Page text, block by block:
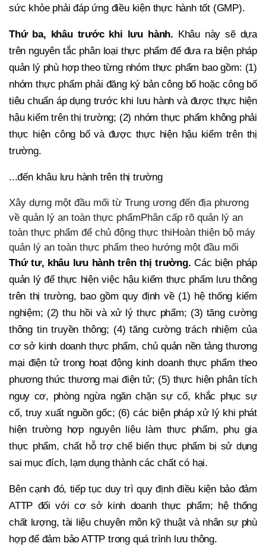
sức khỏe phải đáp ứng điều kiện thực hành tốt (GMP).
Thứ ba, khâu trước khi lưu hành. Khâu này sẽ dựa
trên nguyên tắc phân loại thực phẩm để đưa ra biện pháp
quản lý phù hợp theo từng nhóm thực phẩm bao gồm: (1)
nhóm thực phẩm phải đăng ký bản công bố hoặc công bố
tiêu chuẩn áp dụng trước khi lưu hành và được thực hiện
hậu kiểm trên thị trường; (2) nhóm thực phẩm không phải
thực hiện công bố và được thực hiện hậu kiểm trên thị
trường.
...đến khâu lưu hành trên thị trường
Xây dựng một đầu mối từ Trung ương đến địa phương
về quản lý an toàn thực phẩmPhân cấp rõ quản lý an
toàn thực phẩm để chủ động thực thiHoàn thiện bộ máy
quản lý an toàn thực phẩm theo hướng một đầu mối
Thứ tư, khâu lưu hành trên thị trường.Các biện pháp
quản lý để thực hiện việc hậu kiểm thực phẩm lưu thông
trên thị trường, bao gồm quy định về (1) hệ thống kiểm
nghiệm; (2) thu hồi và xử lý thực phẩm; (3) tăng cường
thông tin truyền thông; (4) tăng cường trách nhiệm của
cơ sở kinh doanh thực phẩm, chủ quản nền tảng thương
mại điện tử trong hoạt động kinh doanh thực phẩm theo
phương thức thương mại điện tử; (5) thực hiện phân tích
nguy cơ, phòng ngừa ngăn chặn sự cố, khắc phục sự
cố, truy xuất nguồn gốc; (6) các biện pháp xử lý khi phát
hiện trường hợp nguyên liệu làm thực phẩm, phụ gia
thực phẩm, chất hỗ trợ chế biến thực phẩm bị sử dụng
sai mục đích, lạm dụng thành các chất có hại.
Bên cạnh đó, tiếp tục duy trì quy định điều kiện bảo đảm
ATTP đối với cơ sở kinh doanh thực phẩm; hệ thống
chất lượng, tài liệu chuyên môn kỹ thuật và nhân sự phù
hợp để đảm bảo ATTP trong quá trình lưu thông.